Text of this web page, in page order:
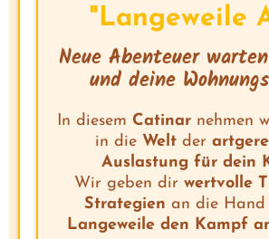
"Langeweile
Neue Abenteuer
und deine
In diesem Catinar nehmen
in die Welt der
Auslastung für dein
Wir geben dir wertvolle
Strategien an die Hand
Langeweile den Kampf